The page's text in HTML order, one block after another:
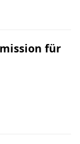
für